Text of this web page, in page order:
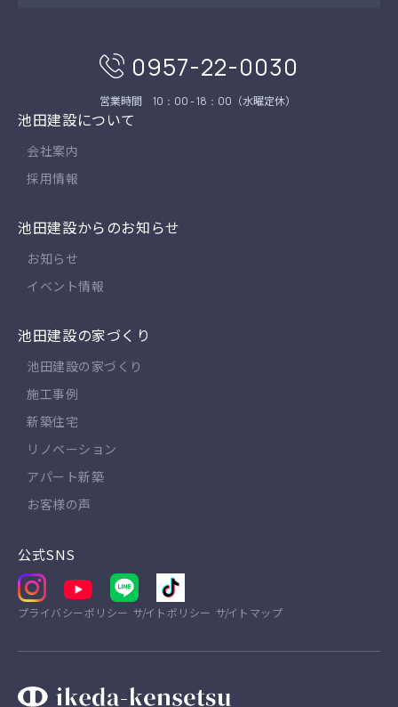
0957-22-0030
営業時間 10：00 - 18：00 （水曜定休）
池田建設について
会社案内
採用情報
池田建設からのお知らせ
お知らせ
イベント情報
池田建設の家づくり
池田建設の家づくり
施工事例
新築住宅
リノベーション
アパート新築
お客様の声
公式SNS
プライバシーポリシー サイトポリシー サイトマップ